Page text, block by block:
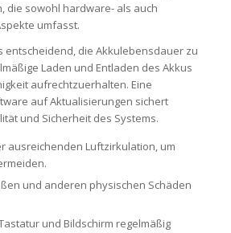
die sowohl hardware- als auch
umfasst.
entscheidend, die Akkulebensdauer zu
Laden und Entladen des Akkus
aufrechtzuerhalten. Eine
auf Aktualisierungen sichert
und Sicherheit des Systems.
ausreichenden Luftzirkulation, um
und anderen physischen Schäden
und Bildschirm regelmäßig